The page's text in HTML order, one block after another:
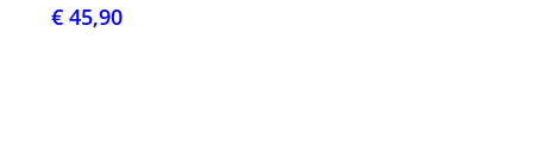
€ 45,90